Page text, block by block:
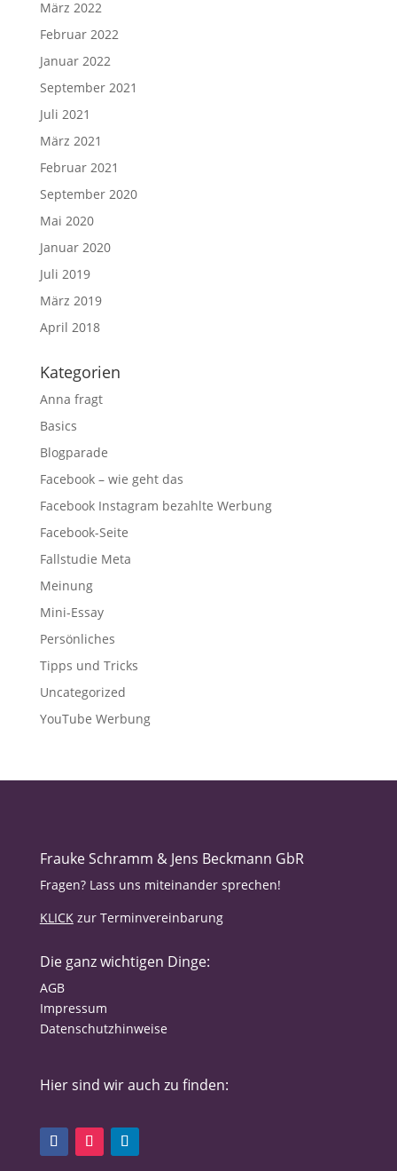
März 2022
Februar 2022
Januar 2022
September 2021
Juli 2021
März 2021
Februar 2021
September 2020
Mai 2020
Januar 2020
Juli 2019
März 2019
April 2018
Kategorien
Anna fragt
Basics
Blogparade
Facebook – wie geht das
Facebook Instagram bezahlte Werbung
Facebook-Seite
Fallstudie Meta
Meinung
Mini-Essay
Persönliches
Tipps und Tricks
Uncategorized
YouTube Werbung
Frauke Schramm & Jens Beckmann GbR
Fragen? Lass uns miteinander sprechen!
KLICKzur Terminvereinbarung
Die ganz wichtigen Dinge:
AGB
Impressum
Datenschutzhinweise
Hier sind wir auch zu finden: